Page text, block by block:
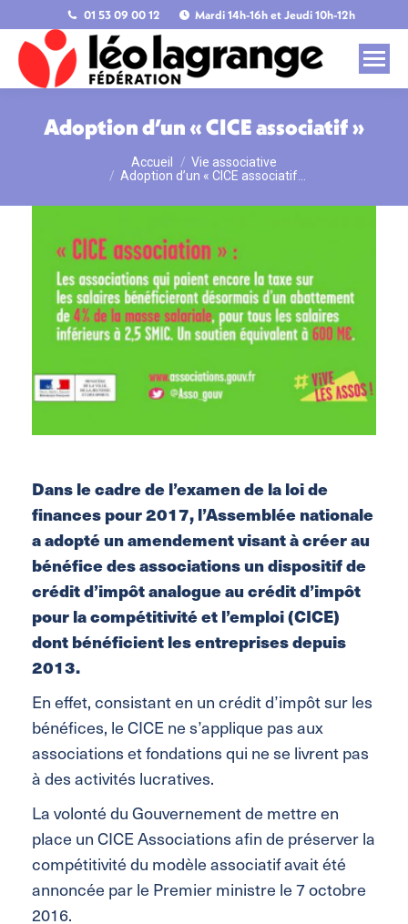
01 53 09 00 12 Mardi 14h-16h et Jeudi 10h-12h
Adoption d’un « CICE associatif »
Vous êtes ici :Accueil
Vie associative
Adoption d’un « CICE associatif…
Dans le cadre de l’examen de la loi de
finances pour 2017, l’Assemblée nationale
a adopté un amendement visant à créer au
bénéfice des associations un dispositif de
crédit d’impôt analogue au crédit d’impôt
pour la compétitivité et l’emploi (CICE)
dont bénéficient les entreprises depuis
2013.
En effet, consistant en un crédit d’impôt sur les
bénéfices, le CICE ne s’applique pas aux
associations et fondations qui ne se livrent pas
à des activités lucratives.
La volonté du Gouvernement de mettre en
place un CICE Associations afin de préserver la
compétitivité du modèle associatif avait été
annoncée par le Premier ministre le 7 octobre
2016.